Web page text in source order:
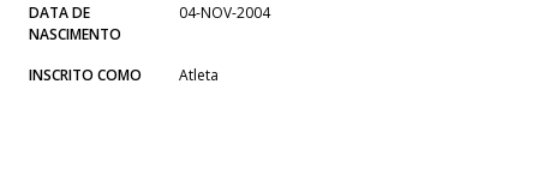
DATA DE
NASCIMENTO
04-NOV-2004
INSCRITO COMO Atleta